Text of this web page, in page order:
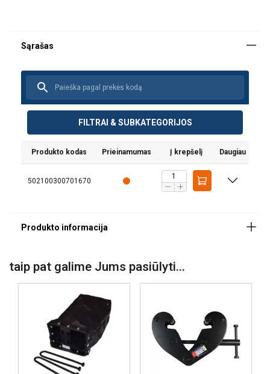
FILTRAI & SUBKATEGORIJOS
Produkto kodas Prieinamumas Į krepšelį Daugiau
502100300701670
išsitrauks į šoną ir įsikibs į kvadratinio vamzdžio šonus.
Dėl kompaktiškos konstrukcijos griebtuvas neužims
daugiau vietos nei kvadratinio vamzdžio matmenys
kėlimo lankstumą (maks. 30o)
suspaudimo jėga būtų ypač galinga
Specialus fiksavimo įrenginys užtikrina saugų ir
lengvą naudojimą
Lengvas, kad būtų patogu naudoti
Dėmesio:
taip pat galime Jums pasiūlyti...